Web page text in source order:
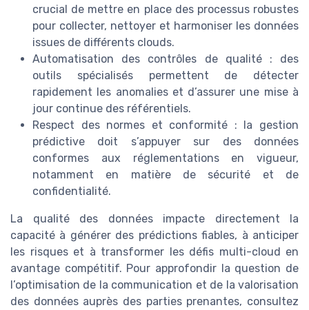
crucial de mettre en place des processus robustes
pour collecter, nettoyer et harmoniser les données
issues de différents clouds.
Automatisation des contrôles de qualité : des
outils spécialisés permettent de détecter
rapidement les anomalies et d’assurer une mise à
jour continue des référentiels.
Respect des normes et conformité : la gestion
prédictive doit s’appuyer sur des données
conformes aux réglementations en vigueur,
notamment en matière de sécurité et de
confidentialité.
La qualité des données impacte directement la
capacité à générer des prédictions fiables, à anticiper
les risques et à transformer les défis multi-cloud en
avantage compétitif. Pour approfondir la question de
l’optimisation de la communication et de la valorisation
des données auprès des parties prenantes, consultez